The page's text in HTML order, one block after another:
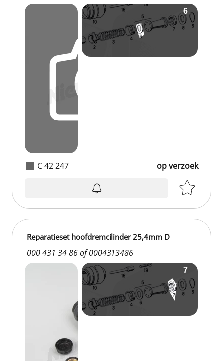
C 42 247 op verzoek
Reparatieset hoofdremcilinder 25,4mm D
000 431 34 86 of 0004313486